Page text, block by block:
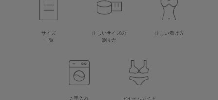
サイズ
一覧
正しいサイズの
測り方
正しい着け方
お手入れ
アイテムガイド